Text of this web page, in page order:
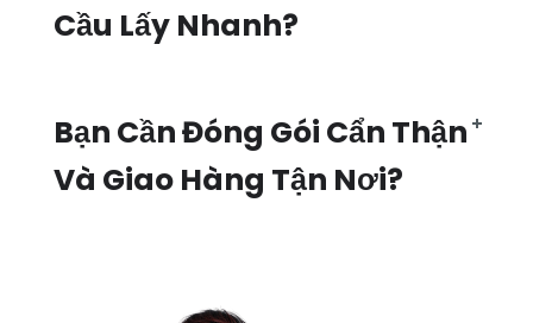
Cầu Lấy Nhanh?
Bạn Cần Đóng Gói Cẩn Thận
Và Giao Hàng Tận Nơi?